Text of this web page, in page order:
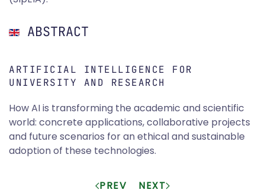
ABSTRACT
ARTIFICIAL INTELLIGENCE FOR
UNIVERSITY AND RESEARCH
How AI is transforming the academic and scientific
world: concrete applications, collaborative projects
and future scenarios for an ethical and sustainable
adoption of these technologies.
PREV NEXT